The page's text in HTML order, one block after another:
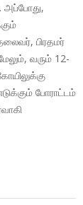
அப்போது,
தலைவர், பிரதமர்
வரும் 12-
போராட்டம்